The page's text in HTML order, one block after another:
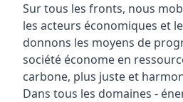
Sur tous les fronts, nous
les acteurs économiques et
donnons les moyens de
société économe en
carbone, plus juste et
Dans tous les domaines -